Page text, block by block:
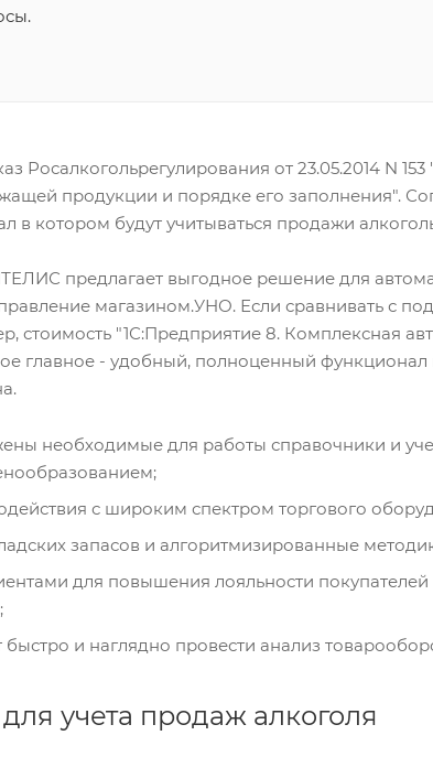
Росалкогольрегулирования от 23.05.2014 N
продукции и порядке его заполнения".
в котором будут учитываться продажи
предлагает выгодное решение для
магазином.УНО. Если сравнивать с
стоимость "1С:Предприятие 8. Комплексная
главное - удобный, полноценный
необходимые для работы справочники и
с широким спектром торгового
запасов и алгоритмизированные
для повышения лояльности
и наглядно провести анализ
учета продаж алкоголя